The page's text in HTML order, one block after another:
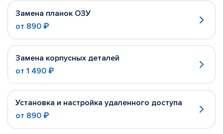
Замена планок ОЗУ
от 890 ₽
Замена корпусных деталей
от 1 490 ₽
Установка и настройка удаленного доступа
от 890 ₽